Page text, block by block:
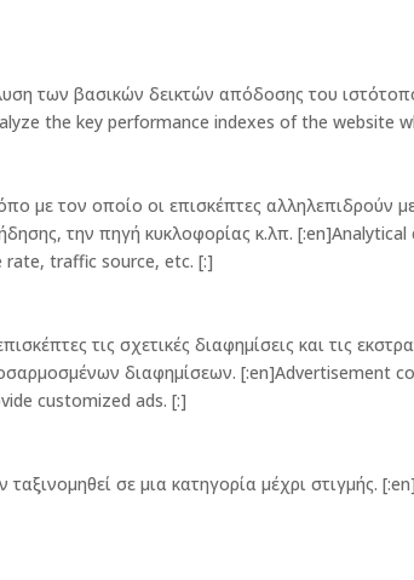
των βασικών δεικτών απόδοσης του
the key performance indexes of the website
με τον οποίο οι επισκέπτες
την πηγή κυκλοφορίας κ.λπ.
traffic source, etc. [:]
τις σχετικές διαφημίσεις και τις
διαφημίσεων.
customized ads. [:]
σε μια κατηγορία μέχρι